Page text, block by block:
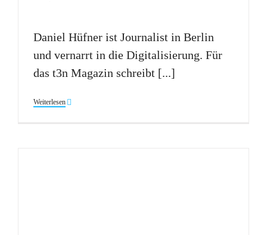
Daniel Hüfner ist Journalist in Berlin
und vernarrt in die Digitalisierung. Für
das t3n Magazin schreibt [...]
Weiterlesen